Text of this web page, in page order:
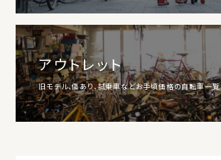
アウトレット
旧モデル、傷あり、試乗車などお手頃価格の自転車一覧